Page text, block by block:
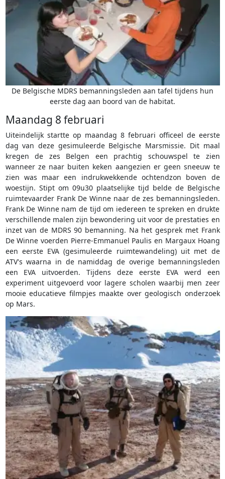
De Belgische MDRS bemanningsleden aan tafel tijdens hun
eerste dag aan boord van de habitat.
Maandag 8 februari
Uiteindelijk startte op maandag 8 februari officeel de eerste
dag van deze gesimuleerde Belgische Marsmissie. Dit maal
kregen de zes Belgen een prachtig schouwspel te zien
wanneer ze naar buiten keken aangezien er geen sneeuw te
zien was maar een indrukwekkende ochtendzon boven de
woestijn. Stipt om 09u30 plaatselijke tijd belde de Belgische
ruimtevaarder Frank De Winne naar de zes bemanningsleden.
Frank De Winne nam de tijd om iedereen te spreken en drukte
verschillende malen zijn bewondering uit voor de prestaties en
inzet van de MDRS 90 bemanning. Na het gesprek met Frank
De Winne voerden Pierre-Emmanuel Paulis en Margaux Hoang
een eerste EVA (gesimuleerde ruimtewandeling) uit met de
ATV's waarna in de namiddag de overige bemanningsleden
een EVA uitvoerden. Tijdens deze eerste EVA werd een
experiment uitgevoerd voor lagere scholen waarbij men zeer
mooie educatieve filmpjes maakte over geologisch onderzoek
op Mars.